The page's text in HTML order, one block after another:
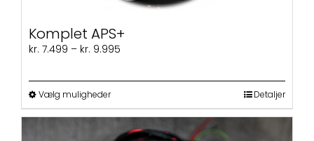
Komplet APS+
kr. 7.499 – kr. 9.995
Vælg mulighederDette
vare
har
flere
Detaljer